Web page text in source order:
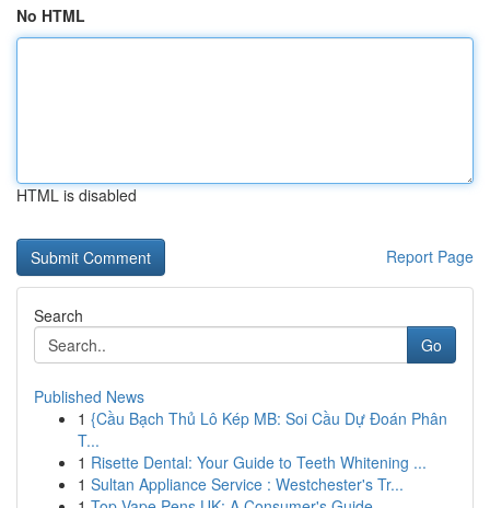
No HTML
HTML is disabled
Report Page
Search
Go
Published News
1 {Cầu Bạch Thủ Lô Kép MB: Soi Cầu Dự Đoán Phân
T...
1 Risette Dental: Your Guide to Teeth Whitening ...
1 Sultan Appliance Service : Westchester's Tr...